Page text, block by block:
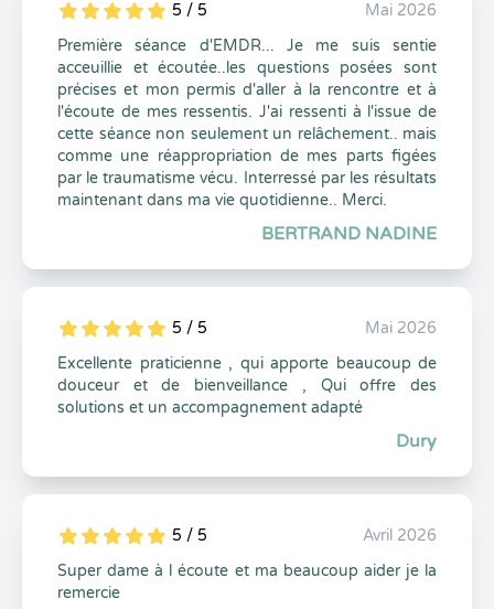
5
1
5
0 5 / 5
Mai 2026
Première séance d'EMDR... Je me suis sentie
acceuillie et écoutée..les questions posées sont
précises et mon permis d'aller à la rencontre et à
l'écoute de mes ressentis. J'ai ressenti à l'issue de
cette séance non seulement un relâchement.. mais
comme une réappropriation de mes parts figées
par le traumatisme vécu. Interressé par les résultats
maintenant dans ma vie quotidienne.. Merci.
BERTRAND NADINE
5
1
5
0 5 / 5
Mai 2026
Excellente praticienne , qui apporte beaucoup de
douceur et de bienveillance , Qui offre des
solutions et un accompagnement adapté
Dury
5
1
5
0 5 / 5
Avril 2026
Super dame à l écoute et ma beaucoup aider je la
remercie